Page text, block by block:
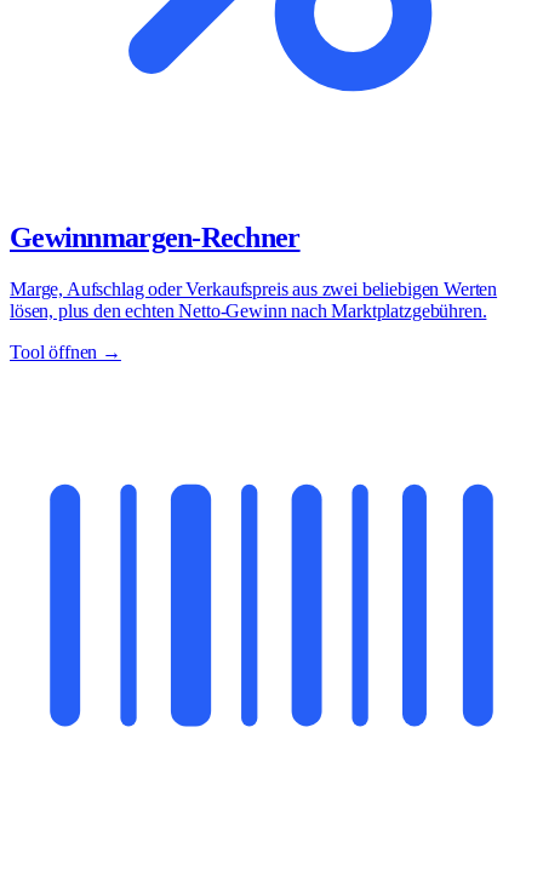
Gewinnmargen-Rechner
Marge, Aufschlag oder Verkaufspreis aus zwei beliebigen Werten
lösen, plus den echten Netto-Gewinn nach Marktplatzgebühren.
Tool öffnen →